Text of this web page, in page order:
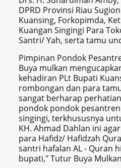
DPRD Provinsi Riau
Kuansing, Forkopimda,
Kuangan Singingi Para
Santri/ Yah, serta tamu
Pimpinan Pondok
Buya mulkan
kehadiran PLt Bupati
rombongan dan para
sangat berharap
pondok pondok
singingi, terkhususnya
KH. Ahmad Dahlan ini
para Hafidz/ Hafidzah
santri hafalan AL - Quran
bupati," Tutur Buya